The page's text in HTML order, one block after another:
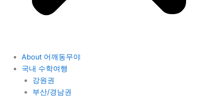
About 어깨동무야
국내 수학여행
강원권
부산/경남권